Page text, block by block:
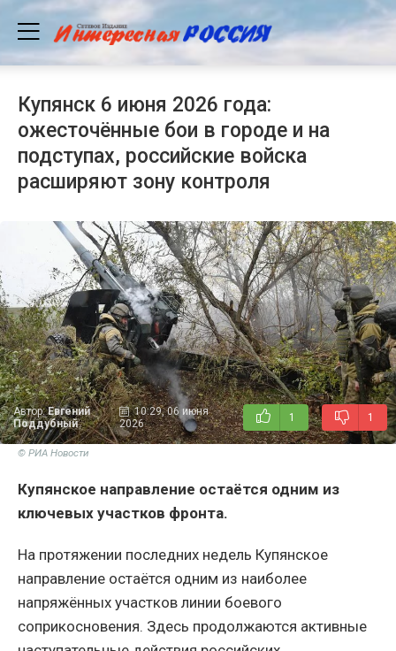
Купянск 6 июня 2026 года:
ожесточённые бои в городе и на
подступах, российские войска
расширяют зону контроля
Автор:Евгений
Поддубный
10:29, 06 июня
2026
1 1
© РИА Новости
Купянское направление остаётся одним из
ключевых участков фронта.
На протяжении последних недель Купянское
направление остаётся одним из наиболее
напряжённых участков линии боевого
соприкосновения. Здесь продолжаются активные